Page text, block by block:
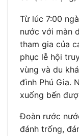
Từ lúc 7:00
nước với màn
tham gia của
phục lễ hội
vùng và du
đình Phú Gia.
xuống bến
Đoàn rước
đánh trống,